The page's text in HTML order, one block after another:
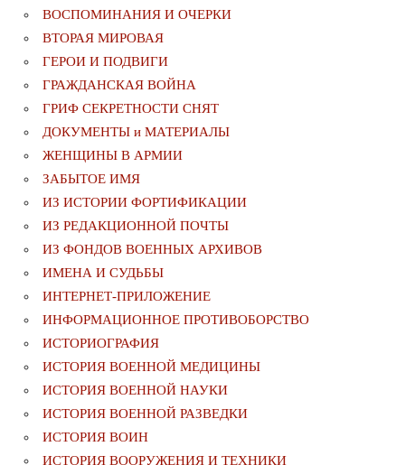
ВОСПОМИНАНИЯ И ОЧЕРКИ
ВТОРАЯ МИРОВАЯ
ГЕРОИ И ПОДВИГИ
ГРАЖДАНСКАЯ ВОЙНА
ГРИФ СЕКРЕТНОСТИ СНЯТ
ДОКУМЕНТЫ и МАТЕРИАЛЫ
ЖЕНЩИНЫ В АРМИИ
ЗАБЫТОЕ ИМЯ
ИЗ ИСТОРИИ ФОРТИФИКАЦИИ
ИЗ РЕДАКЦИОННОЙ ПОЧТЫ
ИЗ ФОНДОВ ВОЕННЫХ АРХИВОВ
ИМЕНА И СУДЬБЫ
ИНТЕРНЕТ-ПРИЛОЖЕНИЕ
ИНФОРМАЦИОННОЕ ПРОТИВОБОРСТВО
ИСТОРИОГРАФИЯ
ИСТОРИЯ ВОЕННОЙ МЕДИЦИНЫ
ИСТОРИЯ ВОЕННОЙ НАУКИ
ИСТОРИЯ ВОЕННОЙ РАЗВЕДКИ
ИСТОРИЯ ВОИН
ИСТОРИЯ ВООРУЖЕНИЯ И ТЕХНИКИ